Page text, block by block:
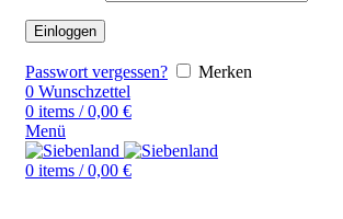
Einloggen
Passwort vergessen?
Merken
0 Wunschzettel
0 items / 0,00 €
Menü
0 items / 0,00 €